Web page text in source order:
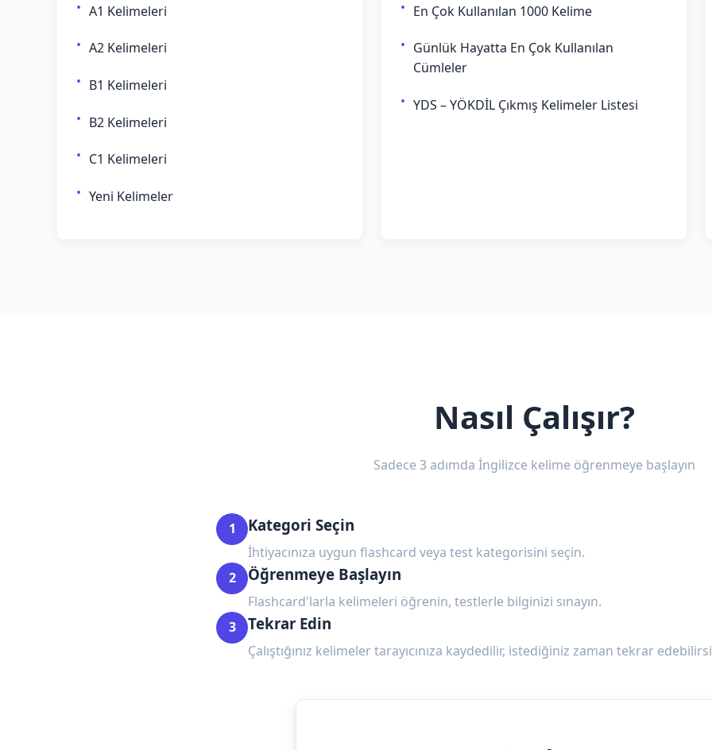
A1 Kelimeleri
A2 Kelimeleri
B1 Kelimeleri
B2 Kelimeleri
C1 Kelimeleri
Yeni Kelimeler
En Çok Kullanılan 1000 Kelime
Günlük Hayatta En Çok Kullanılan
Cümleler
YDS – YÖKDİL Çıkmış Kelimeler Listesi
Nasıl Çalışır?
Sadece 3 adımda İngilizce kelime öğrenmeye başlayın
1 Kategori Seçin
İhtiyacınıza uygun flashcard veya test kategorisini seçin.
2
Öğrenmeye Başlayın
Flashcard'larla kelimeleri öğrenin, testlerle bilginizi sınayın.
3
Tekrar Edin
Çalıştığınız kelimeler tarayıcınıza kaydedilir, istediğiniz zaman tekrar